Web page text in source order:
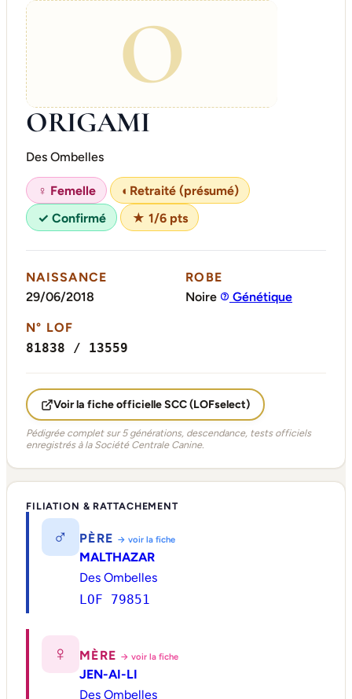
O
ORIGAMI
Des Ombelles
♀ Femelle ◐ Retraité (présumé)
✓ Confirmé
★ 1/6 pts
NAISSANCE
29/06/2018
ROBE
Noire
Génétique
N° LOF
81838 / 13559
Voir la fiche officielle SCC (LOFselect)
Pédigrée complet sur 5 générations, descendance, tests officiels
enregistrés à la Société Centrale Canine.
FILIATION & RATTACHEMENT
♂ PÈRE → voir la fiche
MALTHAZAR
Des Ombelles
LOF 79851
♀ MÈRE → voir la fiche
JEN-AI-LI
Des Ombelles